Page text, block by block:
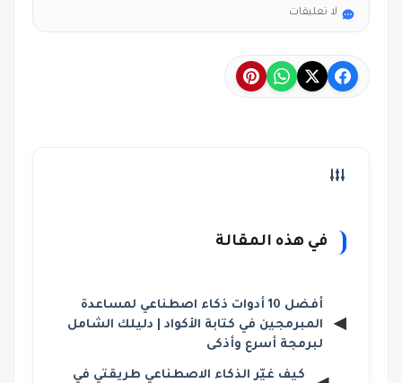
لا تعليقات
في هذه المقالة
أفضل 10 أدوات ذكاء اصطناعي لمساعدة
المبرمجين في كتابة الأكواد | دليلك الشامل
لبرمجة أسرع وأذكى
كيف غيّر الذكاء الاصطناعي طريقتي في